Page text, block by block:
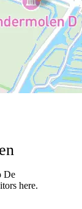
De
here.